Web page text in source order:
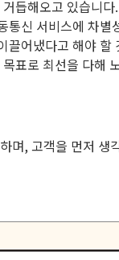
듭해오고 있습니
신 서비스에 차
어냈다고 해야
표로 최선을 다해
며, 고객을 먼저 생
업